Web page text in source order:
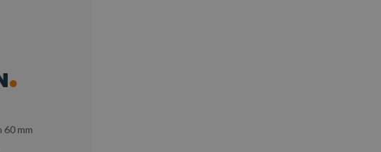
60 mm